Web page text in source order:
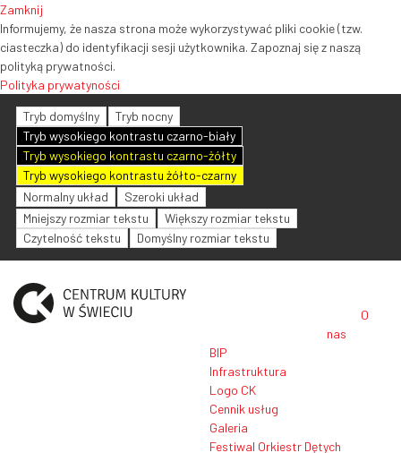
Zamknij
Informujemy, że nasza strona może wykorzystywać pliki cookie (tzw.
ciasteczka) do identyfikacji sesji użytkownika. Zapoznaj się z naszą
polityką prywatności.
Polityka prywatyności
Tryb domyślny
Tryb nocny
Tryb wysokiego kontrastu czarno-biały
Tryb wysokiego kontrastu czarno-żółty
Tryb wysokiego kontrastu żółto-czarny
Normalny układ
Szeroki układ
Mniejszy rozmiar tekstu
Większy rozmiar tekstu
Czytelność tekstu
Domyślny rozmiar tekstu
O
nas
BIP
Infrastruktura
Logo CK
Cennik usług
Galeria
Festiwal Orkiestr Dętych